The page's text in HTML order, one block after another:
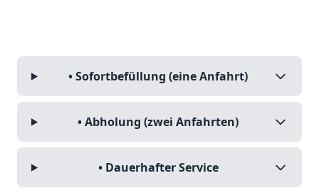
• Sofortbefüllung (eine Anfahrt)
• Abholung (zwei Anfahrten)
• Dauerhafter Service